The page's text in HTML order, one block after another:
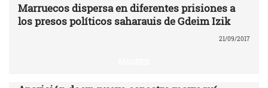
Marruecos dispersa en diferentes prisiones a
los presos políticos saharauis de Gdeim Izik
21/09/2017